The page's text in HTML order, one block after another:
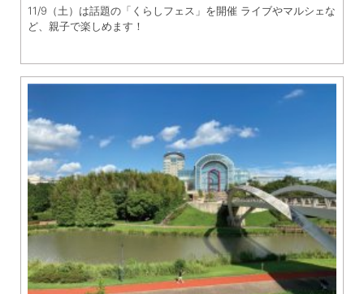
11/9（土）は話題の「くらしフェス」を開催 ライブやマルシェな
ど、親子で楽しめます！